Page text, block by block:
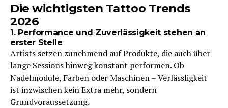
Die wichtigsten Tattoo Trends
2026
1. Performance und Zuverlässigkeit stehen an
erster Stelle
Artists setzen zunehmend auf Produkte, die auch über
lange Sessions hinweg konstant performen. Ob
Nadelmodule, Farben oder Maschinen – Verlässligkeit
ist inzwischen kein Extra mehr, sondern
Grundvoraussetzung.